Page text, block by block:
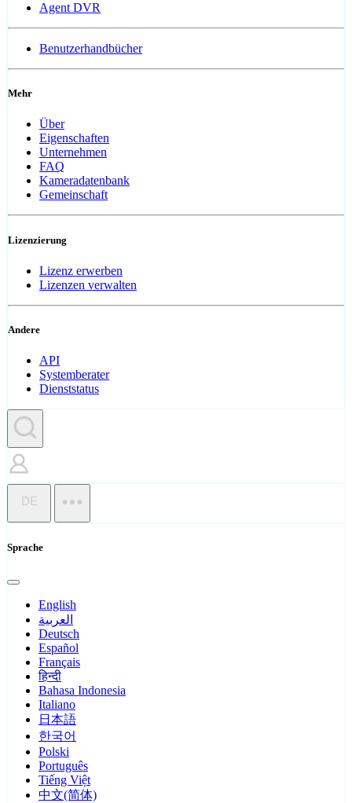
Agent DVR
Benutzerhandbücher
Mehr
Über
Eigenschaften
Unternehmen
FAQ
Kameradatenbank
Gemeinschaft
Lizenzierung
Lizenz erwerben
Lizenzen verwalten
Andere
API
Systemberater
Dienststatus
DE
Sprache
English
العربية
Deutsch
Español
Français
हिन्दी
Bahasa Indonesia
Italiano
日本語
한국어
Polski
Português
Tiếng Việt
中文(简体)